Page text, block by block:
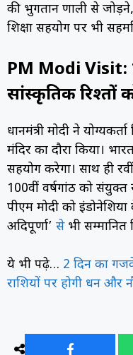
की भुगतान प्रणाली से
शिक्षा सहयोग पर भी
PM Modi Visit:
सांस्कृतिक रिश्तों
प्रधानमंत्री मोदी ने
मंदिर का दौरा किया।
सहयोग करेगा। साथ ही
100वीं वर्षगांठ को संयुक्त
पीएम मोदी को
अदिपूर्णा’ सेभी सम्मानित
ये भी पढ़े… 2 दिन का
राशियों पर होगी धन और